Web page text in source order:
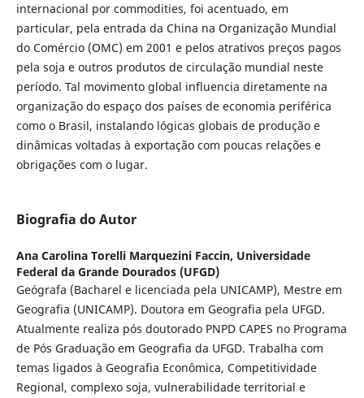
internacional por commodities, foi acentuado, em
particular, pela entrada da China na Organização Mundial
do Comércio (OMC) em 2001 e pelos atrativos preços pagos
pela soja e outros produtos de circulação mundial neste
período. Tal movimento global influencia diretamente na
organização do espaço dos países de economia periférica
como o Brasil, instalando lógicas globais de produção e
dinâmicas voltadas à exportação com poucas relações e
obrigações com o lugar.
Biografia do Autor
Ana Carolina Torelli Marquezini Faccin, Universidade
Federal da Grande Dourados (UFGD)
Geógrafa (Bacharel e licenciada pela UNICAMP), Mestre em
Geografia (UNICAMP). Doutora em Geografia pela UFGD.
Atualmente realiza pós doutorado PNPD CAPES no Programa
de Pós Graduação em Geografia da UFGD. Trabalha com
temas ligados à Geografia Econômica, Competitividade
Regional, complexo soja, vulnerabilidade territorial e